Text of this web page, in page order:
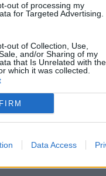
out of processing my
for Targeted Advertising.
out of Collection, Use,
and/or Sharing of my
that Is Unrelated with the
which it was collected.
Data Access
használat